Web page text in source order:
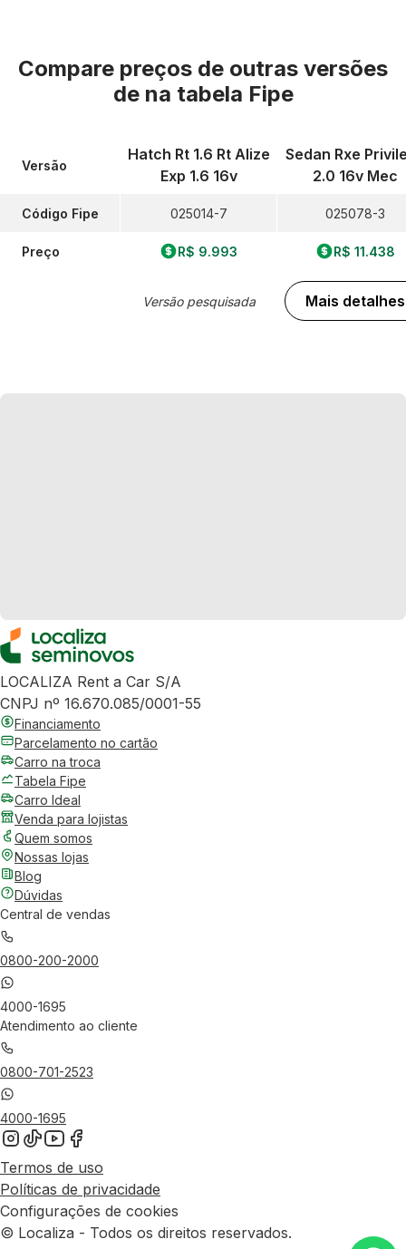
Compare preços de outras versões
de na tabela Fipe
Versão
Código Fipe
Preço
Hatch Rt 1.6 Rt Alize
Exp 1.6 16v
025014-7
R$ 9.993
Versão pesquisada
Sedan Rxe
2.0 16v Mec
025078-3
R$ 11.438
Mais detalhes
LOCALIZA Rent a Car S/A
CNPJ nº 16.670.085/0001-55
Financiamento
Parcelamento no cartão
Carro na troca
Tabela Fipe
Carro Ideal
Venda para lojistas
Quem somos
Nossas lojas
Blog
Dúvidas
Central de vendas
0800-200-2000
4000-1695
Atendimento ao cliente
0800-701-2523
4000-1695
Termos de uso
Políticas de privacidade
Configurações de cookies
© Localiza - Todos os direitos reservados.